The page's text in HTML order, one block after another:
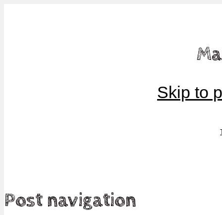
Skip to
Post navigation